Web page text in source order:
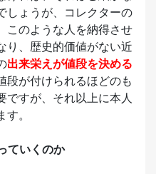
しょうが、コレクターの
このような人を納得させ
り、歴史的価値がない近
出来栄えが値段を決める
段が付けられるほどのも
ですが、それ以上に本人
。
ていくのか